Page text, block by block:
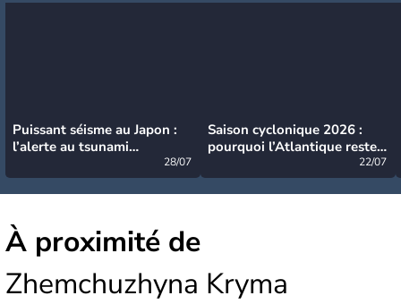
Puissant séisme au Japon :
l’alerte au tsunami
28/07
Saison cyclonique 2026 :
pourquoi l’Atlantique reste
22/07
À proximité de
Zhemchuzhyna Kryma